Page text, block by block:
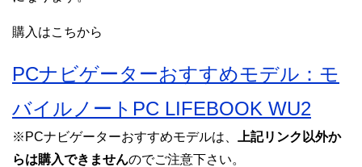
購入はこちから
PCナビゲーターおすすめモデル：モ
バイルノートPC LIFEBOOK WU2
※PCナビゲーターおすすめモデルは、
上記リンク以外か
らは購入できませんのでご注意下さい。